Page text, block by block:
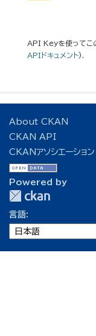
API Keyを使ってこ
APIドキュメント).
About CKAN
CKAN API
CKANアソシエーション
Powered by
言語